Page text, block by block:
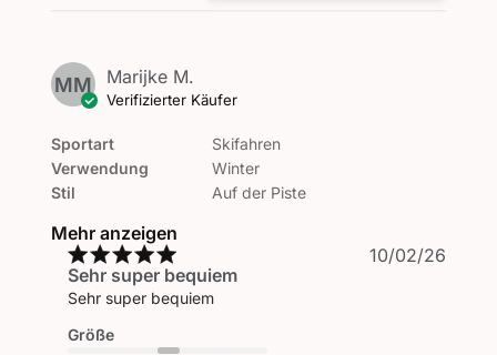
MM Marijke M.
Verifizierter Käufer
Sportart
Verwendung
Stil
Skifahren
Winter
Auf der Piste
Mehr anzeigen
Sehr super bequiem
Sehr super bequiem
Größe
10/02/26